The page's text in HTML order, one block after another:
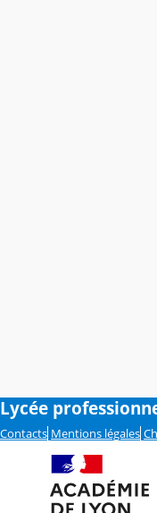
Lycée
Contacts Mentions légales